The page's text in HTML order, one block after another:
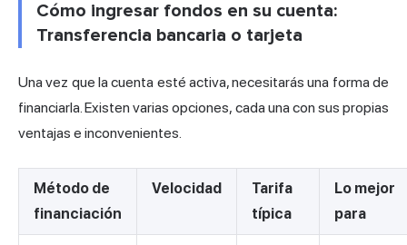
Cómo ingresar fondos en su cuenta:
Transferencia bancaria o tarjeta
Una vez que la cuenta esté activa, necesitarás una forma de
financiarla. Existen varias opciones, cada una con sus propias
ventajas e inconvenientes.
Método de
financiación
Velocidad
Tarifa
típica
Lo mejor
para